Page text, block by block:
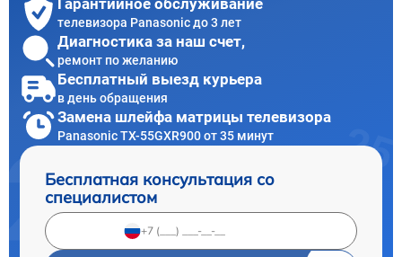
Гарантийное обслуживание
телевизора Panasonic до 3 лет
Диагностика за наш счет,
ремонт по желанию
Бесплатный выезд курьера
в день обращения
Замена шлейфа матрицы телевизора
Panasonic TX-55GXR900 от 35 минут
Бесплатная консультация со
специалистом